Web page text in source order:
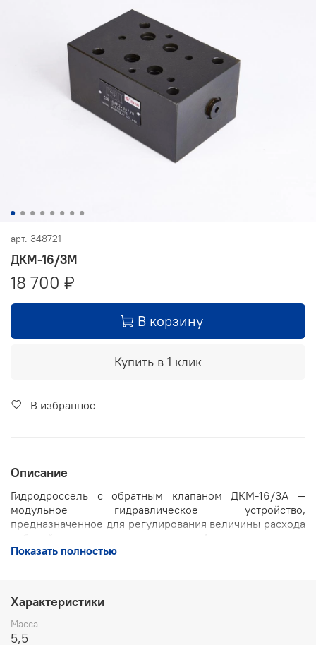
арт. 348721
ДКМ-16/3М
18 700 ₽
В корзину
Купить в 1 клик
В избранное
Описание
Гидродроссель с обратным клапаном ДКМ-16/3А —
модульное гидравлическое устройство,
предназначенное для регулирования величины расхода
Обеспечивает создание перепада давлений между
прохождение потока в обратном направлении.
Основные характеристики
‣ Условный проход: 16 мм
Показать полностью
Характеристики
Масса
5,5